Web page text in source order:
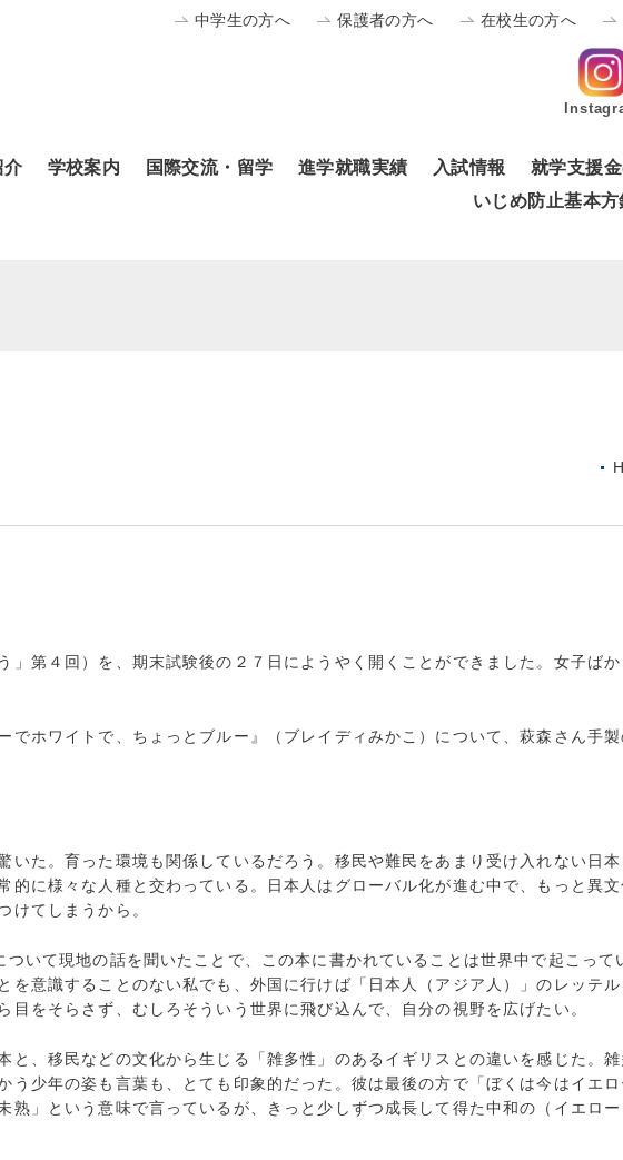
中学生の方へ 保護者の方へ 在校生の方へ
介 学校案内 国際交流・留学 進学就職実績 入試情報 就学支援
いじめ防止基本方
第４回）を、期末試験後の２７日にようやく開くことができました。女子ばか
ホワイトで、ちょっとブルー』（ブレイディみかこ）について、萩森さん手製
た。育った環境も関係しているだろう。移民や難民をあまり受け入れない日本
に様々な人種と交わっている。日本人はグローバル化が進む中で、もっと異文
けてしまうから。
いて現地の話を聞いたことで、この本に書かれていることは世界中で起こって
意識することのない私でも、外国に行けば「日本人（アジア人）」のレッテル
をそらさず、むしろそういう世界に飛び込んで、自分の視野を広げたい。
、移民などの文化から生じる「雑多性」のあるイギリスとの違いを感じた。雑
少年の姿も言葉も、とても印象的だった。彼は最後の方で「ぼくは今はイエロ
」という意味で言っているが、きっと少しずつ成長して得た中和の（イエロー